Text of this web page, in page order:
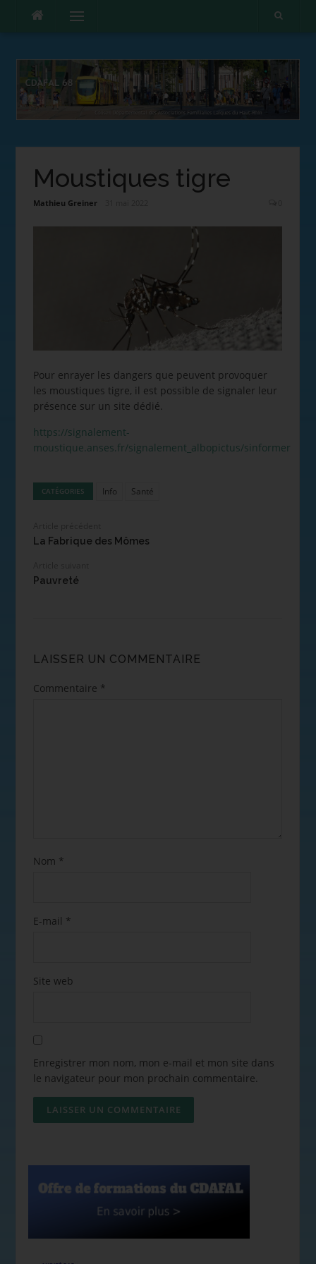
Menu
Moustiques tigre
Mathieu Greiner
Pour enrayer les dangers que peuvent provoquer
les moustiques tigre, il est possible de signaler leur
présence sur un site dédié.
https://signalement-
moustique.anses.fr/signalement_albopictus/sinformer
CATÉGORIES Info Santé
La Fabrique des Mômes
Pauvreté
LAISSER UN COMMENTAIRE
Commentaire *
Nom *
E-mail *
Site web
Enregistrer mon nom, mon e-mail et mon site dans
le navigateur pour mon prochain commentaire.